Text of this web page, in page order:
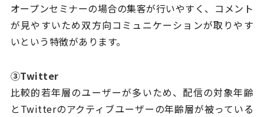
オープンセミナーの場合の集客が行いやすく、コメント
が見やすいため双方向コミュニケーションが取りやす
いという特徴があります。
③Twitter
比較的若年層のユーザーが多いため、配信の対象年齢
とTwitterのアクティブユーザーの年齢層が被っている